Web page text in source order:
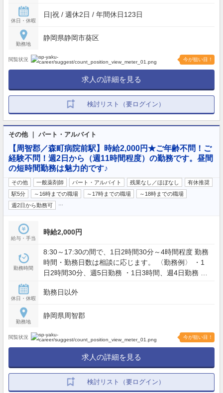
休日・休暇
日|祝 / 週休2日 / 年間休日123日
勤務地
静岡県静岡市葵区
閲覧状況 今が狙い目！
求人の詳細を見る
検討リスト（要ログイン）
その他 ｜ パート・アルバイト
【周智郡／森町病院前駅】時給2,000円★ご年齢不問！ご
経験不問！週2日から（週11時間程度）の勤務です。昼間
の短時間勤務は魅力的です♪
その他 一般薬剤師 パート・アルバイト 残業なし／ほぼなし
有休推奨
駅5分
～16時までの職場 ～17時までの職場
～18時までの職場
週2日から勤務可
給与・手当
時給2,000円
勤務時間
8:30～17:30の間で、1日2時間30分～4時間程度 勤務
時間・勤務日数は相談に応じます。 〈勤務例〉 ・1
日2時間30分、週5日勤務 ・1日3時間、週4日勤務 ・
想定しています。 ※始業・終業時間は、ご希望を伺
休日・休暇
勤務日以外
勤務地
静岡県周智郡
閲覧状況 今が狙い目！
求人の詳細を見る
検討リスト（要ログイン）